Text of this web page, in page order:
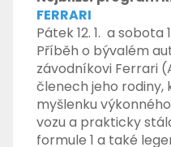
FERRARI
Pátek 12. 1. a sobota
Příběh o bývalém
závodníkovi Ferrari
členech jeho rodiny,
myšlenku
vozu a prakticky
formule 1 a také